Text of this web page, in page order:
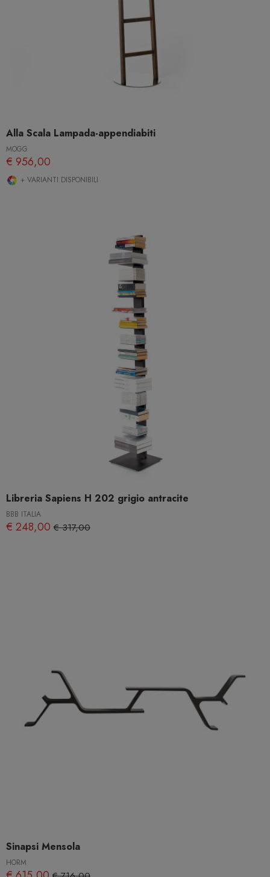
Alla Scala Lampada-appendiabiti
MOGG
€ 956,00
+ VARIANTI DISPONIBILI
Libreria Sapiens H 202 grigio antracite
BBB ITALIA
€ 248,00 € 317,00
Sinapsi Mensola
HORM